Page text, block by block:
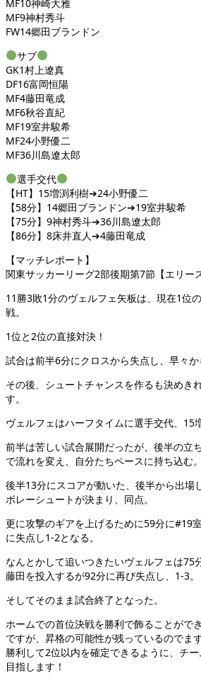
MF10神崎大雅
MF9神村秀斗
FW14郷田ブランドン
サブ
GK1村上遼真
DF16富岡恒陽
MF4藤田竜成
MF6秋谷直紀
MF19室井駿希
MF24小野優二
MF36川島遼太郎
選手交代
【HT】15増渕利樹➔24小野優二
【58分】14郷田ブランドン➔19室井駿希
【75分】9神村秀斗➔36川島遼太郎
【86分】8床井直人➔4藤田竜成
【マッチレポート】
関東サッカーリーグ2部後期第7節【エリー
11勝3敗1分のヴェルフェ矢板は、現在1位
戦。
1位と2位の直接対決！
試合は前半6分にクロスから失点し、早々か
その後、シュートチャンスを作るも決めき
す。
ヴェルフェはハーフタイムに選手交代、15
前半は苦しい試合展開だったが、後半の立
で流れを変え、自分たちペースに持ち込む。
後半13分にスコアが動いた、後半から出場
ボレーシュートが決まり、同点。
更に攻撃のギアを上げるために59分に#19
に失点し1-2となる。
なんとかして追いつきたいヴェルフェは
藤田を投入するが92分に再び失点し、1-3。
そしてそのまま試合終了となった。
ホームでの首位決戦を勝利で飾ることがで
ですが、昇格の可能性が残っているのでま
勝利して2位以内を確定できるように、チ
目指します！